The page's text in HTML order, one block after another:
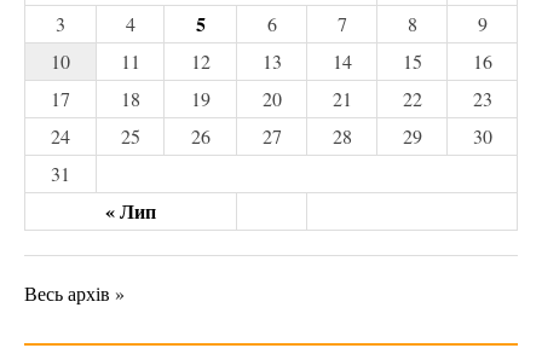
« Лип
3
4 5 6 7 8
9
10
11 12 13 14 15
16
17
18 19 20 21 22
23
24
25 26 27 28 29
30
31
Весь архів »